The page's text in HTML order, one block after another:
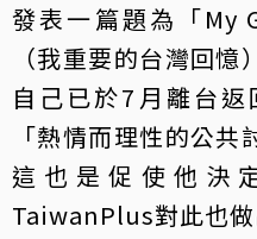
發表一篇題為「My
（我重要的台灣回
自己已於7月離台
「熱情而理性的公共
這也是促使他決
TaiwanPlus對此也做